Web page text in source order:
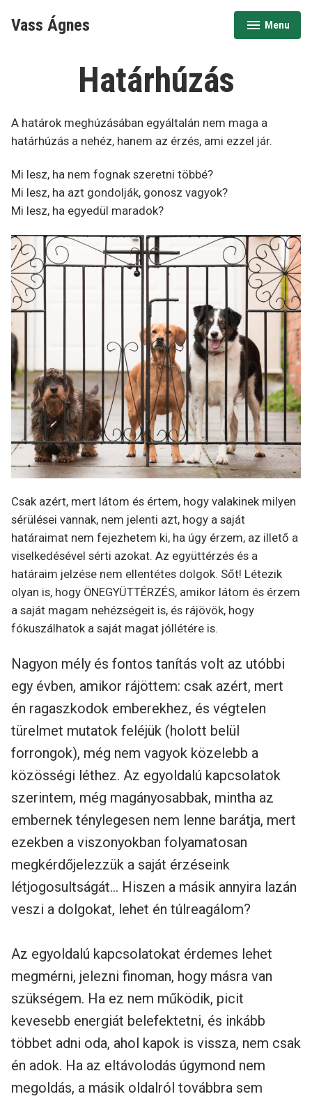
Vass Ágnes Menu
expanded
collapsed
Határhúzás
A határok meghúzásában egyáltalán nem maga a
határhúzás a nehéz, hanem az érzés, ami ezzel jár.
Mi lesz, ha nem fognak szeretni többé?
Mi lesz, ha azt gondolják, gonosz vagyok?
Mi lesz, ha egyedül maradok?
Csak azért, mert látom és értem, hogy valakinek milyen
sérülései vannak, nem jelenti azt, hogy a saját
határaimat nem fejezhetem ki, ha úgy érzem, az illető a
viselkedésével sérti azokat. Az együttérzés és a
határaim jelzése nem ellentétes dolgok. Sőt! Létezik
olyan is, hogy ÖNEGYÜTTÉRZÉS, amikor látom és érzem
a saját magam nehézségeit is, és rájövök, hogy
fókuszálhatok a saját magat jóllétére is.
Nagyon mély és fontos tanítás volt az utóbbi
egy évben, amikor rájöttem: csak azért, mert
én ragaszkodok emberekhez, és végtelen
türelmet mutatok feléjük (holott belül
forrongok), még nem vagyok közelebb a
közösségi léthez. Az egyoldalú kapcsolatok
szerintem, még magányosabbak, mintha az
embernek ténylegesen nem lenne barátja, mert
ezekben a viszonyokban folyamatosan
megkérdőjelezzük a saját érzéseink
létjogosultságát… Hiszen a másik annyira lazán
veszi a dolgokat, lehet én túlreagálom?
Az egyoldalú kapcsolatokat érdemes lehet
megmérni, jelezni finoman, hogy másra van
szükségem. Ha ez nem működik, picit
kevesebb energiát belefektetni, és inkább
többet adni oda, ahol kapok is vissza, nem csak
én adok. Ha az eltávolodás úgymond nem
megoldás, a másik oldalról továbbra sem